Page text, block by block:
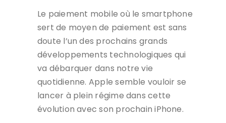
Le paiement mobile où le smartphone
sert de moyen de paiement est sans
doute l’un des prochains grands
développements technologiques qui
va débarquer dans notre vie
quotidienne. Apple semble vouloir se
lancer à plein régime dans cette
évolution avec son prochain iPhone.